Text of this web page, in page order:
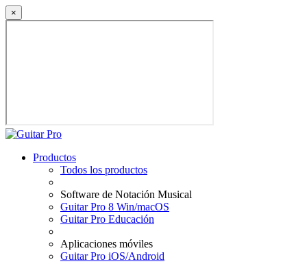
×
Productos
Todos los productos
Software de Notación Musical
Guitar Pro 8 Win/macOS
Guitar Pro Educación
Aplicaciones móviles
Guitar Pro iOS/Android